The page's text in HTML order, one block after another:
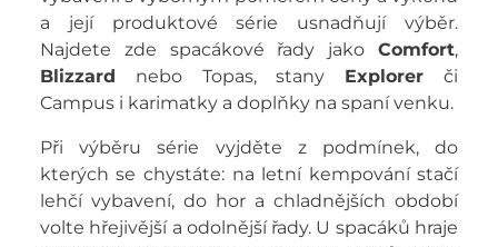
a její produktové série usnadňují výběr.
Najdete zde spacákové řady jakoComfort,
Blizzard nebo Topas, stany Explorer či
Campus i karimatky a doplňky na spaní venku.
Při výběru série vyjděte z podmínek, do
kterých se chystáte: na letní kempování stačí
lehčí vybavení, do hor a chladnějších období
volte hřejivější a odolnější řady. U spacáků hraje